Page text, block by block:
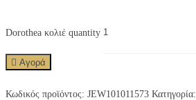
Dorothea κολιέ quantity
Αγορά
Κωδικός προϊόντος: JEW101011573 Κατηγορία: